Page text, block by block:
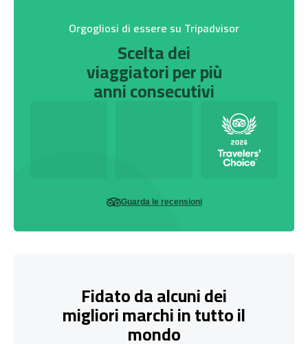
Orgogliosi di essere su Tripadvisor
Scelta dei
viaggiatori per più
anni consecutivi
Guarda le recensioni
Fidato da alcuni dei
migliori marchi in tutto il
mondo